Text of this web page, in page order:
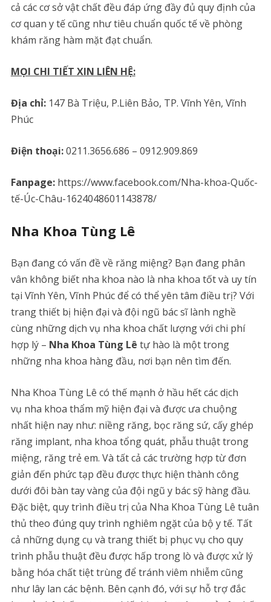
cả các cơ sở vật chất đều đáp ứng đầy đủ quy định của
cơ quan y tế cũng như tiêu chuẩn quốc tế về phòng
khám răng hàm mặt đạt chuẩn.
MỌI CHI TIẾT XIN LIÊN HỆ:
Địa chỉ: 147 Bà Triệu, P.Liên Bảo, TP. Vĩnh Yên, Vĩnh
Phúc
Điện thoại:0211.3656.686 – 0912.909.869
Fanpage: https://www.facebook.com/Nha-khoa-Quốc-
tế-Úc-Châu-1624048601143878/
Nha Khoa Tùng Lê
Bạn đang có vấn đề về răng miệng? Bạn đang phân
vân không biết nha khoa nào là nha khoa tốt và uy tín
tại Vĩnh Yên, Vĩnh Phúc để có thể yên tâm điều trị? Với
trang thiết bị hiện đại và đội ngũ bác sĩ lành nghề
cùng những dịch vụ nha khoa chất lượng với chi phí
hợp lý – Nha Khoa Tùng Lê tự hào là một trong
những nha khoa hàng đầu, nơi bạn nên tìm đến.
Nha Khoa Tùng Lê có thế mạnh ở hầu hết các dịch
vụ nha khoa thẩm mỹ hiện đại và được ưa chuộng
nhất hiện nay như: niềng răng, bọc răng sứ, cấy ghép
răng implant, nha khoa tổng quát, phẫu thuật trong
miệng, răng trẻ em. Và tất cả các trường hợp từ đơn
giản đến phức tạp đều được thực hiện thành công
dưới đôi bàn tay vàng của đội ngũ y bác sỹ hàng đầu.
Đặc biệt, quy trình điều trị của Nha Khoa Tùng Lê tuân
thủ theo đúng quy trình nghiêm ngặt của bộ y tế. Tất
cả những dụng cụ và trang thiết bị phục vụ cho quy
trình phẫu thuật đều được hấp trong lò và được xử lý
bằng hóa chất tiệt trùng để tránh viêm nhiễm cũng
như lây lan các bệnh. Bên cạnh đó, với sự hỗ trợ đắc